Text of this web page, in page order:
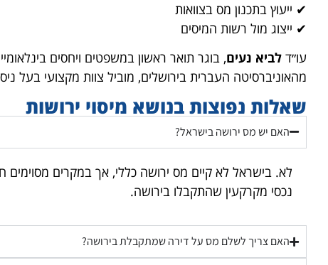
✔ ייעוץ בתכנון מס בצוואות
✔ ייצוג מול רשות המיסים
עו״ד לביא נעים, בוגר תואר ראשון במשפטים ויחסים
מהאוניברסיטה העברית בירושלים, מוביל צוות מקצועי בעל
שאלות נפוצות בנושא מיסוי ירושות
האם יש מס ירושה בישראל?
לא. בישראל לא קיים מס ירושה כללי, אך במקרים מסוימים
נכסי מקרקעין שהתקבלו בירושה.
האם צריך לשלם מס על דירה שמתקבלת בירושה?